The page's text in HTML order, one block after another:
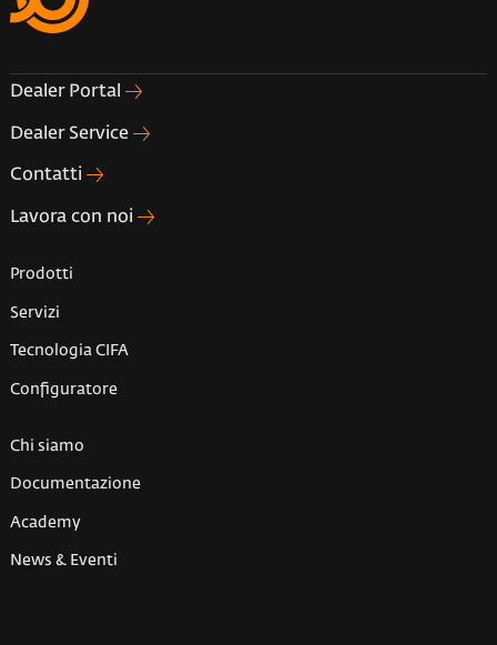
Dealer Portal
Dealer Service
Contatti
Lavora con noi
Prodotti
Servizi
Tecnologia CIFA
Configuratore
Chi siamo
Documentazione
Academy
News & Eventi